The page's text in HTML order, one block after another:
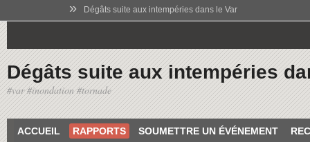
» Dégâts suite aux intempéries dans le Var
Dégâts suite aux intempéries
#var #inondation #tornade
ACCUEIL RAPPORTS SOUMETTRE UN ÉVÉNEMENT